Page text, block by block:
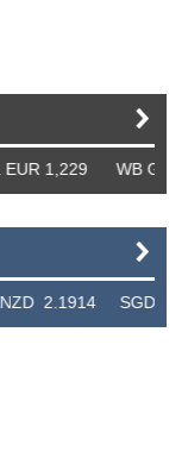
WB GBP
SGD 2.9123